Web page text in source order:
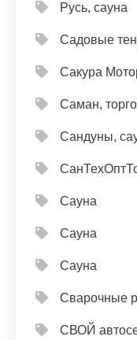
Русь, сауна
Садовые
Сакура
Саман,
Сандуны,
Сауна
Сауна
Сауна
Сварочные
СВОЙ